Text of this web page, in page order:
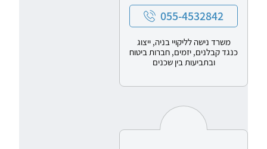
055-4532842
משרד נישה לליקויי בניה, ייצוג
כנגד קבלנים, יזמים, חברות ביטוח
ובתביעות בין שכנים